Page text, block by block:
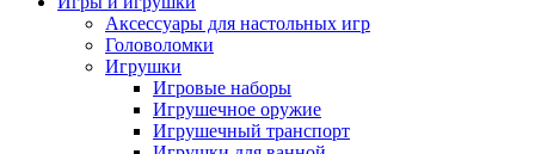
Аксессуары для настольных игр
Головоломки
Игрушки
Игровые наборы
Игрушечное оружие
Игрушечный транспорт